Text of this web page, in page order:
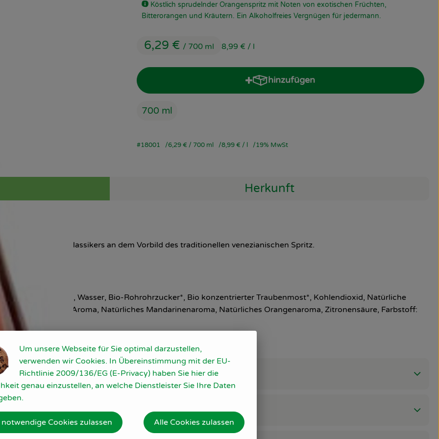
Köstlich sprudelnder Orangenspritz mit Noten von exotischen Früchten,
Bitterorangen und Kräutern. Ein Alkoholfreies Vergnügen für jedermann.
6,29 € / 700 ml 8,99 € / l
hinzufügen
Produkt zum Warenkorb hinzufügen
700 ml
#18001 6,29 € / 700 ml 8,99 € / l 19% MwSt
Herkunft
italienischen Klassikers an dem Vorbild des traditionellen venezianischen Spritz.
Wasser, Bio-Rohrohrzucker*, Bio konzentrierter Traubenmost*, Kohlendioxid, Natürliche
Vanille Aroma, Natürliches Mandarinenaroma, Natürliches Orangenaroma, Zitronensäure, Farbstoff:
Um unsere Webseite für Sie optimal darzustellen,
verwenden wir Cookies. In Übereinstimmung mit der EU-
Richtlinie 2009/136/EG (E-Privacy) haben Sie hier die
genau einzustellen, an welche Dienstleister Sie Ihre Daten
Cookies zulassen Alle Cookies zulassen